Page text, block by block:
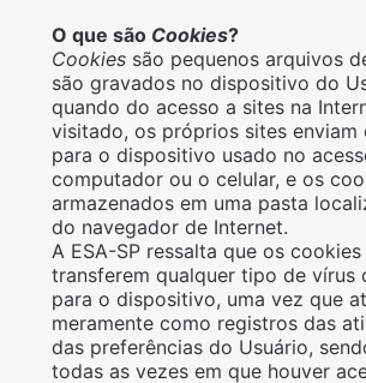
O que são Cookies?
Cookiessão pequenos arquivos
são gravados no dispositivo do
quando do acesso a sites na
visitado, os próprios sites enviam
para o dispositivo usado no
computador ou o celular, e os
armazenados em uma pasta
do navegador de Internet.
A ESA-SP ressalta que os cookies
transferem qualquer tipo de vírus
para o dispositivo, uma vez que
meramente como registros das
das preferências do Usuário,
todas as vezes em que houver